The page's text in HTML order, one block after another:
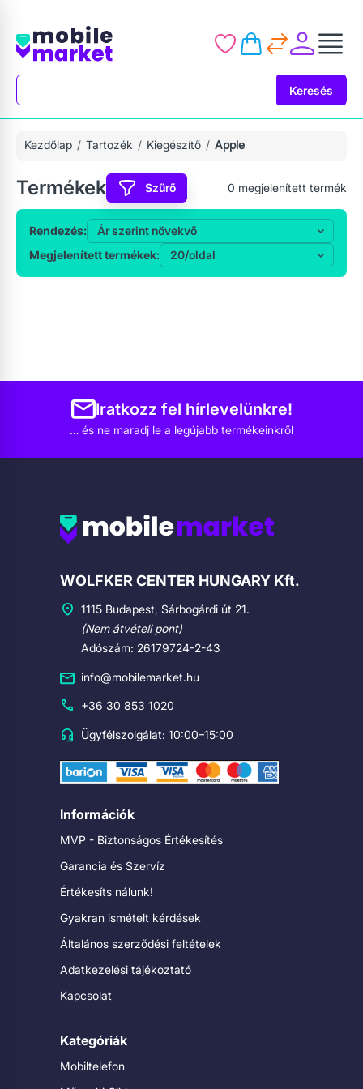
Keresés
Kezdőlap Tartozék Kiegészítő Apple
Termékek Szűrő 0 megjelenített termék
Rendezés:
Megjelenített termékek:
Iratkozz fel hírlevelünkre!
… és ne maradj le a legújabb termékeinkről
Cégadatok
WOLFKER CENTER HUNGARY Kft.
1115 Budapest, Sárbogárdi út 21.
(Nem átvételi pont)
Adószám: 26179724-2-43
info@mobilemarket.hu
+36 30 853 1020
Ügyfélszolgálat: 10:00–15:00
Információk
MVP - Biztonságos Értékesítés
Garancia és Szervíz
Értékesíts nálunk!
Gyakran ismételt kérdések
Általános szerződési feltételek
Adatkezelési tájékoztató
Kapcsolat
Kategóriák
Mobiltelefon